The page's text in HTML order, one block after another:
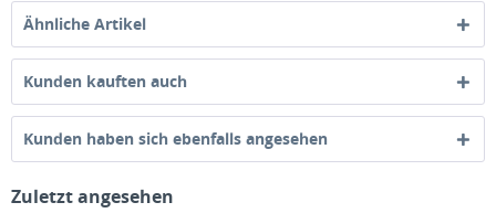
Ähnliche Artikel
Kunden kauften auch
Kunden haben sich ebenfalls angesehen
Zuletzt angesehen